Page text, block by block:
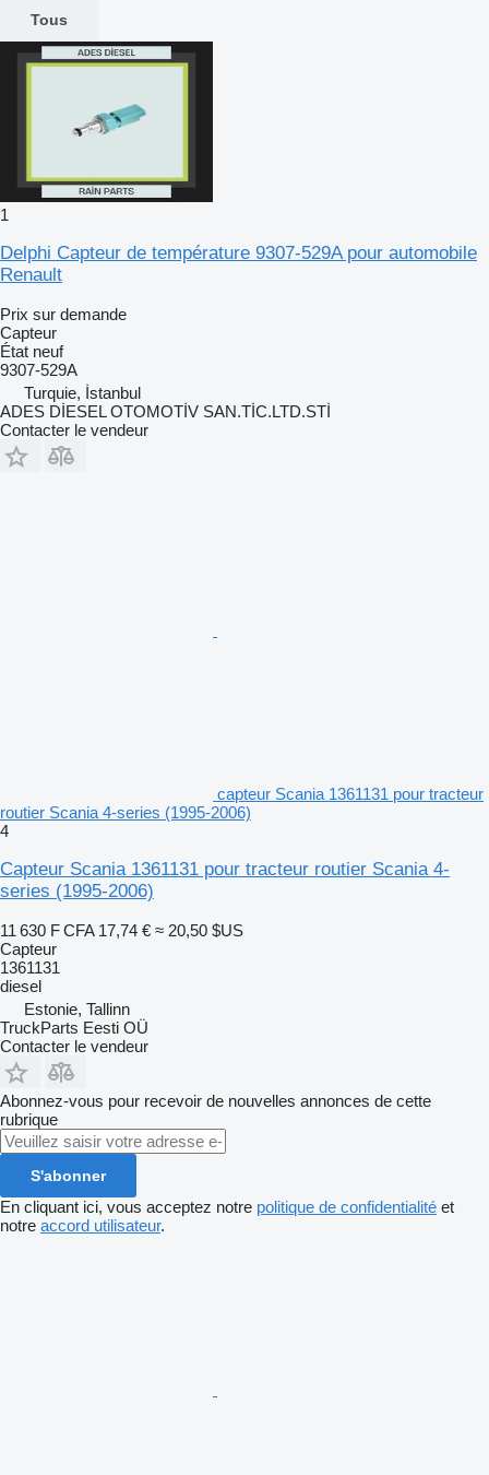
Tous
1
Delphi Capteur de température 9307-529A pour automobile
Renault
Prix sur demande
Capteur
État neuf
9307-529A
Turquie, İstanbul
ADES DİESEL OTOMOTİV SAN.TİC.LTD.STİ
Contacter le vendeur
capteur Scania 1361131 pour tracteur
routier Scania 4-series (1995-2006)
4
Capteur Scania 1361131 pour tracteur routier Scania 4-
series (1995-2006)
11 630 F CFA 17,74 € ≈ 20,50 $US
Capteur
1361131
diesel
Estonie, Tallinn
TruckParts Eesti OÜ
Contacter le vendeur
Abonnez-vous pour recevoir de nouvelles annonces de cette
rubrique
S'abonner
En cliquant ici, vous acceptez notre politique de confidentialité et
notre accord utilisateur.